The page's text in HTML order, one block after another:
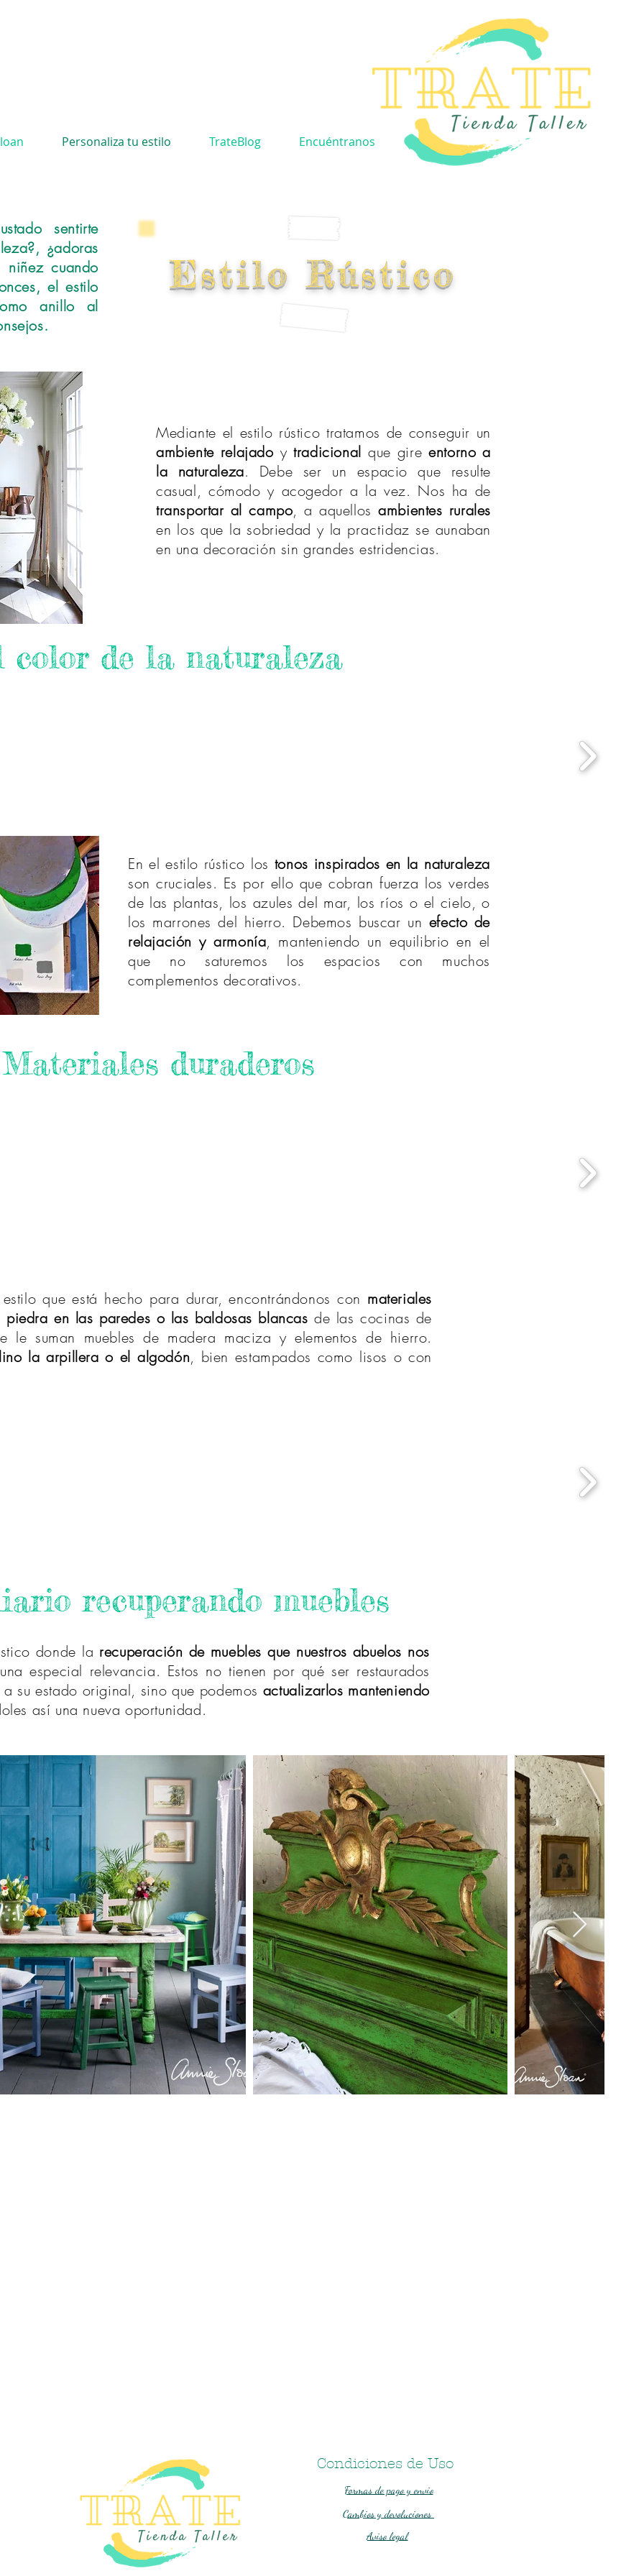
TRATE
Personaliza tu estilo TrateBlog Encuéntranos
sentirte
¿adoras
cuando
el estilo
anillo al
Estilo Rústico
Mediante el estilo rústico tratamos de conseguir un
ambiente relajado ytradicional que gireentorno a
la naturaleza. Debe ser un espacio que resulte
casual, cómodo y acogedor a la vez. Nos ha de
transportar al campo, a aquellosambientes rurales
en los que la sobriedad y la practidaz se aunaban
en una decoración sin grandes estridencias.
color de la naturaleza
En el estilo rústico los tonos inspirados en la naturaleza
son cruciales. Es por ello que cobran fuerza los verdes
de las plantas, los azules del mar, los ríos o el cielo, o
los marrones del hierro. Debemos buscar un efecto de
relajación y armonía, manteniendo un equilibrio en el
que no saturemos los espacios con muchos
complementos decorativos.
Materiales duraderos
que está hecho para durar, encontrándonos con materiales
piedra en las paredes o las baldosas blancas de las cocinas de
le suman muebles de madera maciza y elementos de hierro.
la arpillera o el algodón, bien estampados como lisos o con
recuperando muebles
donde la recuperación de muebles que nuestros abuelos nos
especial relevancia. Estos no tienen por qué ser restaurados
su estado original, sino que podemos actualizarlos manteniendo
así una nueva oportunidad.
Condiciones de Uso
Formas de pago y envio
Cambios y devoluciones
Aviso legal